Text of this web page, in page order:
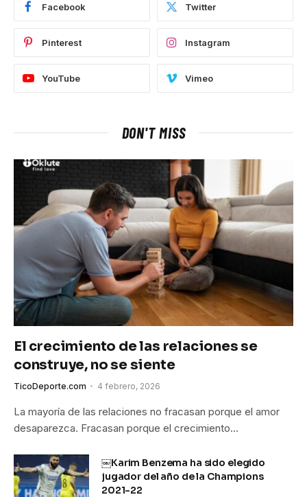
Facebook Twitter
Pinterest Instagram
YouTube Vimeo
DON'T MISS
El crecimiento de las relaciones se
construye, no se siente
TicoDeporte.com 4 febrero, 2026
La mayoría de las relaciones no fracasan porque el amor
desaparezca. Fracasan porque el crecimiento…
￼Karim Benzema ha sido elegido
jugador del año de la Champions
2021-22